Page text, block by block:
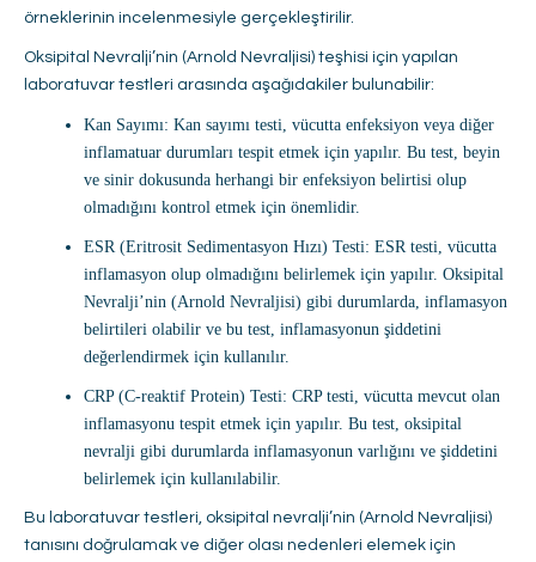
örneklerinin incelenmesiyle gerçekleştirilir.
Oksipital Nevralji’nin (Arnold Nevraljisi) teşhisi için yapılan
laboratuvar testleri arasında aşağıdakiler bulunabilir:
Kan Sayımı: Kan sayımı testi, vücutta enfeksiyon veya diğer
inflamatuar durumları tespit etmek için yapılır. Bu test, beyin
ve sinir dokusunda herhangi bir enfeksiyon belirtisi olup
olmadığını kontrol etmek için önemlidir.
ESR (Eritrosit Sedimentasyon Hızı) Testi: ESR testi, vücutta
inflamasyon olup olmadığını belirlemek için yapılır. Oksipital
Nevralji’nin (Arnold Nevraljisi) gibi durumlarda, inflamasyon
belirtileri olabilir ve bu test, inflamasyonun şiddetini
değerlendirmek için kullanılır.
CRP (C-reaktif Protein) Testi: CRP testi, vücutta mevcut olan
inflamasyonu tespit etmek için yapılır. Bu test, oksipital
nevralji gibi durumlarda inflamasyonun varlığını ve şiddetini
belirlemek için kullanılabilir.
Bu laboratuvar testleri, oksipital nevralji’nin (Arnold Nevraljisi)
tanısını doğrulamak ve diğer olası nedenleri elemek için